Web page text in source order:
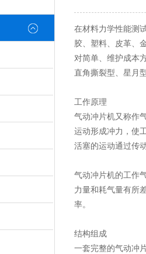
在材料力学性能测
胶、塑料、皮革、
对简单、维护成本
直角撕裂型、星月
工作原理
气动冲片机又称作
运动形成冲力，使
活塞的运动通过传
气动冲片机的工作
力量和耗气量有所
率。
结构组成
一套完整的气动冲